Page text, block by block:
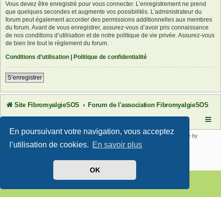
En poursuivant votre navigation, vous acceptez
l’utilisation de cookies. En savoir plus
OK
Vous devez être enregistré pour vous connecter. L’enregistrement ne prend
que quelques secondes et augmente vos possibilités. L’administrateur du
forum peut également accorder des permissions additionnelles aux membres
du forum. Avant de vous enregistrer, assurez-vous d’avoir pris connaissance
de nos conditions d’utilisation et de notre politique de vie privée. Assurez-vous
de bien lire tout le règlement du forum.
Conditions d’utilisation
Politique de confidentialité
S’enregistrer
Site FibromyalgieSOS Forum de l'association FibromyalgieSOS
Développé parphpBB® Forum Software © phpBB Limited | SE Square by
PhpBB3 BBCodes
Confidentialité|Conditions